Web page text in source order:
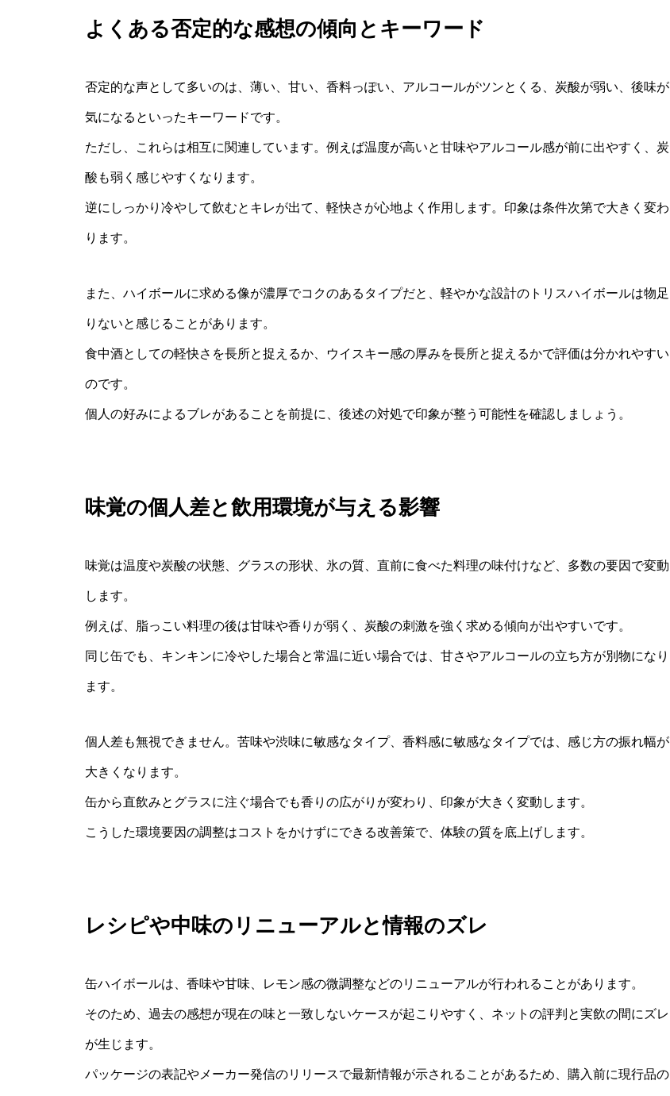
よくある否定的な感想の傾向とキーワード
否定的な声として多いのは、薄い、甘い、香料っぽい、アルコールがツンとくる、炭酸が弱い、後味が
気になるといったキーワードです。
ただし、これらは相互に関連しています。例えば温度が高いと甘味やアルコール感が前に出やすく、炭
酸も弱く感じやすくなります。
逆にしっかり冷やして飲むとキレが出て、軽快さが心地よく作用します。印象は条件次第で大きく変わ
ります。
また、ハイボールに求める像が濃厚でコクのあるタイプだと、軽やかな設計のトリスハイボールは物足
りないと感じることがあります。
食中酒としての軽快さを長所と捉えるか、ウイスキー感の厚みを長所と捉えるかで評価は分かれやすい
のです。
個人の好みによるブレがあることを前提に、後述の対処で印象が整う可能性を確認しましょう。
味覚の個人差と飲用環境が与える影響
味覚は温度や炭酸の状態、グラスの形状、氷の質、直前に食べた料理の味付けなど、多数の要因で変動
します。
例えば、脂っこい料理の後は甘味や香りが弱く、炭酸の刺激を強く求める傾向が出やすいです。
同じ缶でも、キンキンに冷やした場合と常温に近い場合では、甘さやアルコールの立ち方が別物になり
ます。
個人差も無視できません。苦味や渋味に敏感なタイプ、香料感に敏感なタイプでは、感じ方の振れ幅が
大きくなります。
缶から直飲みとグラスに注ぐ場合でも香りの広がりが変わり、印象が大きく変動します。
こうした環境要因の調整はコストをかけずにできる改善策で、体験の質を底上げします。
レシピや中味のリニューアルと情報のズレ
缶ハイボールは、香味や甘味、レモン感の微調整などのリニューアルが行われることがあります。
そのため、過去の感想が現在の味と一致しないケースが起こりやすく、ネットの評判と実飲の間にズレ
が生じます。
パッケージの表記やメーカー発信のリリースで最新情報が示されることがあるため、購入前に現行品の